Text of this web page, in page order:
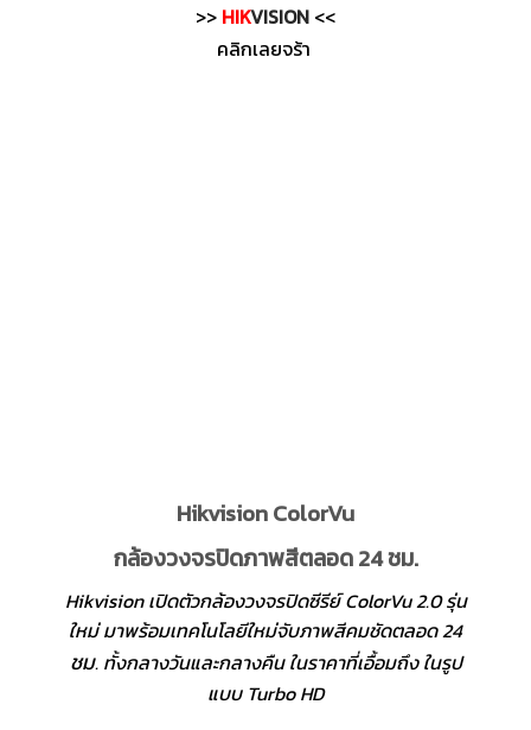
>> HIKVISION <<
คลิกเลยจร้า
Hikvision ColorVu
กล้องวงจรปิดภาพสีตลอด 24 ชม.
Hikvision เปิดตัวกล้องวงจรปิดซีรีย์ ColorVu 2.0 รุ่น
ใหม่ มาพร้อมเทคโนโลยีใหม่จับภาพสีคมชัดตลอด 24
ชม. ทั้งกลางวันและกลางคืน ในราคาที่เอื้อมถึง ในรูป
แบบ Turbo HD